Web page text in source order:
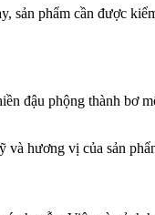
sản phẩm cần được
đậu phộng thành bơ
và hương vị của sản